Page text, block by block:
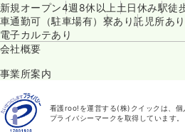
新規オープン4週8休以上 土日休み駅徒
車通勤可（駐車場有） 寮あり託児所あり
電子カルテあり
会社概要
事業所案内
看護roo!を運営する(株)クイックは、
プライバシーマークを取得しています。